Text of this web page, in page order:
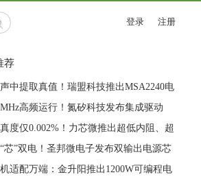
登录 注册
荐
中提取真值！瑞盟科技推出MSA2240电
芯片赋能多元高端测量场景
高频运行！氮矽科技发布集成驱动
片，助力电源能效再攀新高
度仅0.002%！力芯微推出超低内阻、超
4PST模拟开关
芯”双电！圣邦微电子发布双输出电源芯
化AFE与音频设计
适配万端：金升阳推出1200W可编程电